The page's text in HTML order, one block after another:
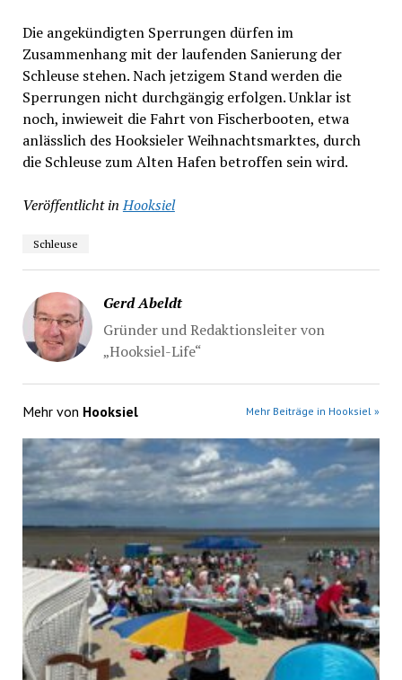
Die angekündigten Sperrungen dürfen im
Zusammenhang mit der laufenden Sanierung der
Schleuse stehen. Nach jetzigem Stand werden die
Sperrungen nicht durchgängig erfolgen. Unklar ist
noch, inwieweit die Fahrt von Fischerbooten, etwa
anlässlich des Hooksieler Weihnachtsmarktes, durch
die Schleuse zum Alten Hafen betroffen sein wird.
Veröffentlicht in Hooksiel
Schleuse
Gerd Abeldt
Gründer und Redaktionsleiter von
„Hooksiel-Life“
Mehr von Hooksiel Mehr Beiträge in Hooksiel »